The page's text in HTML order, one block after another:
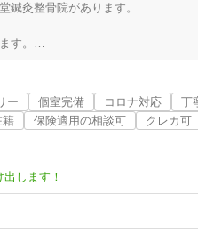
鍼灸整骨院があります。
す。
とを想像されるかと思います。
ます。
(PMS)や冷え性、
しましょう！
ー 個室完備 コロナ対応 丁
籍 保険適用の相談可 クレカ可
します！